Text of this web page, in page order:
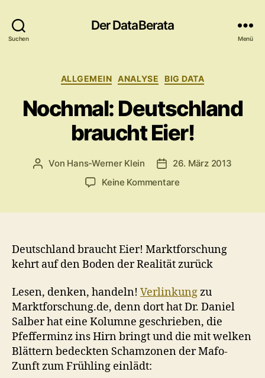
Suchen
Der DataBerata
Menü
Kategorien
ALLGEMEIN ANALYSE BIG DATA
Nochmal: Deutschland
braucht Eier!
Beitragsautor
Von Hans-Werner Klein Veröffentlichungsdatum
26. März 2013
Keine Kommentarezu
Deutschland braucht Eier! Marktforschung
kehrt auf den Boden der Realität zurück
Lesen, denken, handeln! Verlinkungzu
Marktforschung.de, denn dort hat Dr. Daniel
Salber hat eine Kolumne geschrieben, die
Pfefferminz ins Hirn bringt und die mit welken
Blättern bedeckten Schamzonen der Mafo-
Zunft zum Frühling einlädt: